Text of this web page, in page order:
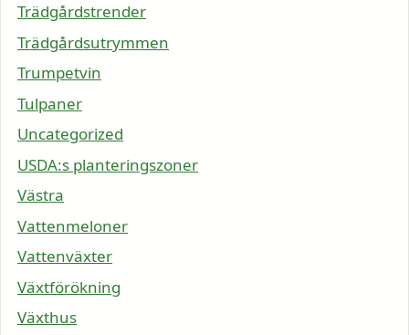
Trädgårdstrender
Trädgårdsutrymmen
Trumpetvin
Tulpaner
Uncategorized
USDA:s planteringszoner
Västra
Vattenmeloner
Vattenväxter
Växtförökning
Växthus